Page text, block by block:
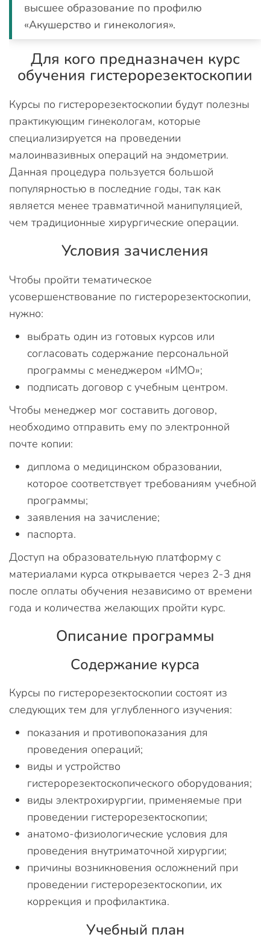
высшее образование по профилю
«Акушерство и гинекология».
Для кого предназначен курс
обучения гистерорезектоскопии
Курсы по гистерорезектоскопии будут полезны
практикующим гинекологам, которые
специализируется на проведении
малоинвазивных операций на эндометрии.
Данная процедура пользуется большой
популярностью в последние годы, так как
является менее травматичной манипуляцией,
чем традиционные хирургические операции.
Условия зачисления
Чтобы пройти тематическое
усовершенствование по гистерорезектоскопии,
нужно:
выбрать один из готовых курсов или
согласовать содержание персональной
программы с менеджером «ИМО»;
подписать договор с учебным центром.
Чтобы менеджер мог составить договор,
необходимо отправить ему по электронной
почте копии:
диплома о медицинском образовании,
которое соответствует требованиям учебной
программы;
заявления на зачисление;
паспорта.
Доступ на образовательную платформу с
материалами курса открывается через 2-3 дня
после оплаты обучения независимо от времени
года и количества желающих пройти курс.
Описание программы
Содержание курса
Курсы по гистерорезектоскопии состоят из
следующих тем для углубленного изучения:
показания и противопоказания для
проведения операций;
виды и устройство
гистерорезектоскопического оборудования;
виды электрохирургии, применяемые при
проведении гистерорезектоскопии;
анатомо-физиологические условия для
проведения внутриматочной хирургии;
причины возникновения осложнений при
проведении гистерорезектоскопии, их
коррекция и профилактика.
Учебный план